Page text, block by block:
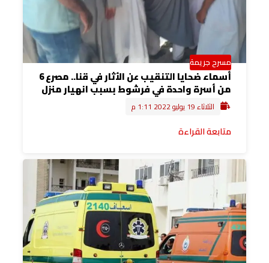
مسرح جريمة
أسماء ضحايا التنقيب عن الأثار في قنا.. مصرع 6
من أسرة واحدة في فرشوط بسبب انهيار منزل
الثلاثاء 19 يوليو 2022 1:11 م
متابعة القراءة